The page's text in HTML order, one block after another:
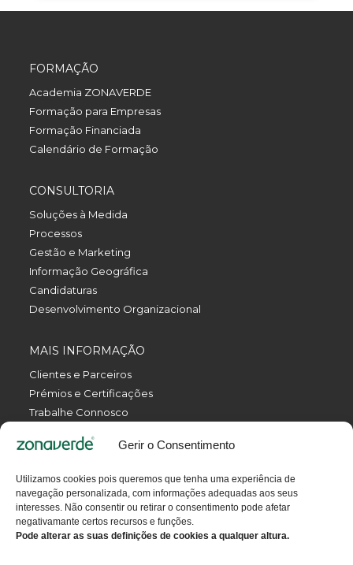
Gerir o Consentimento
Utilizamos cookies pois queremos que tenha uma experiência de
navegação personalizada, com informações adequadas aos seus
interesses. Não consentir ou retirar o consentimento pode afetar
negativamante certos recursos e funções.
Pode alterar as suas definições de cookies a qualquer altura.
FORMAÇÃO
Academia ZONAVERDE
Formação para Empresas
Formação Financiada
Calendário de Formação
CONSULTORIA
Soluções à Medida
Processos
Gestão e Marketing
Informação Geográfica
Candidaturas
Desenvolvimento Organizacional
MAIS INFORMAÇÃO
Clientes e Parceiros
Prémios e Certificações
Trabalhe Connosco
Política da Qualidade
Termos e Condições
Contactos